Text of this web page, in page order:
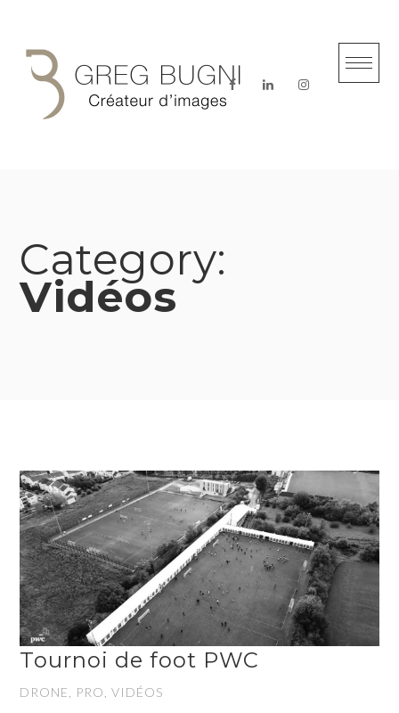
content
Category:
Vidéos
Tournoi de foot PWC
DRONE, PRO, VIDÉOS